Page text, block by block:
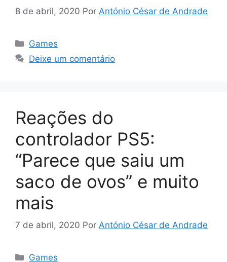
8 de abril, 2020 Por António César de Andrade
Categorias
Games
Deixe um comentário
Reações do
controlador PS5:
“Parece que saiu um
saco de ovos” e muito
mais
7 de abril, 2020 Por António César de Andrade
Categorias
Games